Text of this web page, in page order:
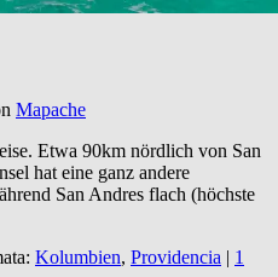
Mapache
Etwa 90km nördlich von San
hat eine ganz andere
San Andres flach (höchste
Kolumbien, Providencia | 1